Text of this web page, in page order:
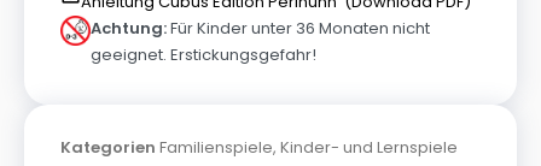
Achtung:Für Kinder unter 36 Monaten nicht
geeignet. Erstickungsgefahr!
Kategorien Familienspiele, Kinder- und Lernspiele